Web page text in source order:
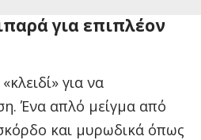
για επιπλέον
για να
Ένα απλό μείγμα από
και μυρωδικά όπως